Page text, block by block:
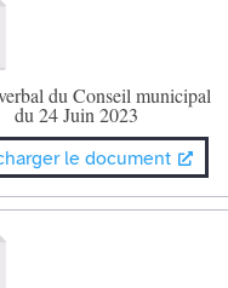
du Conseil municipal
du 24 Juin 2023
le document